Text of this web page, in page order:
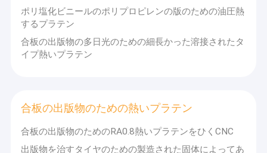
ポリ塩化ビニールのポリプロピレンの版のための油圧熱
するプラテン
合板の出版物の多日光のための細長かった溶接されたタ
イプ熱いプラテン
合板の出版物のための熱いプラテン
合板の出版物のためのRA0.8熱いプラテンをひくCNC
出版物を治すタイヤのための製造された固体によってあ